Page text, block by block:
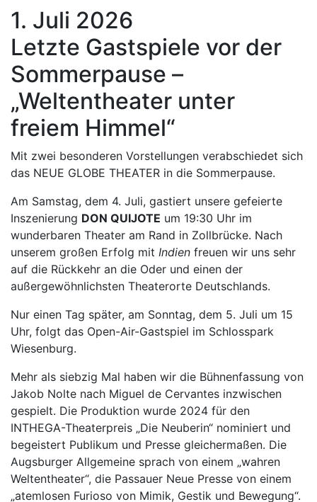
1. Juli 2026
Letzte Gastspiele vor der
Sommerpause –
„Weltentheater unter
freiem Himmel“
Mit zwei besonderen Vorstellungen verabschiedet sich
das NEUE GLOBE THEATER in die Sommerpause.
Am Samstag, dem 4. Juli, gastiert unsere gefeierte
Inszenierung DON QUIJOTE um 19:30 Uhr im
wunderbaren Theater am Rand in Zollbrücke. Nach
unserem großen Erfolg mit Indien freuen wir uns sehr
auf die Rückkehr an die Oder und einen der
außergewöhnlichsten Theaterorte Deutschlands.
Nur einen Tag später, am Sonntag, dem 5. Juli um 15
Uhr, folgt das Open-Air-Gastspiel im Schlosspark
Wiesenburg.
Mehr als siebzig Mal haben wir die Bühnenfassung von
Jakob Nolte nach Miguel de Cervantes inzwischen
gespielt. Die Produktion wurde 2024 für den
INTHEGA-Theaterpreis „Die Neuberin“ nominiert und
begeistert Publikum und Presse gleichermaßen. Die
Augsburger Allgemeine sprach von einem „wahren
Weltentheater“, die Passauer Neue Presse von einem
„atemlosen Furioso von Mimik, Gestik und Bewegung“.